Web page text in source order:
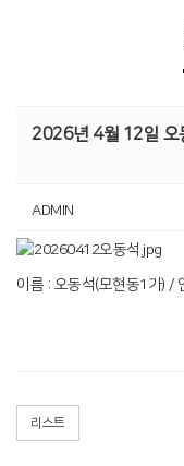
2026년 4월 12일 오
ADMIN
이름 : 오동석(모현동1가) /
리스트